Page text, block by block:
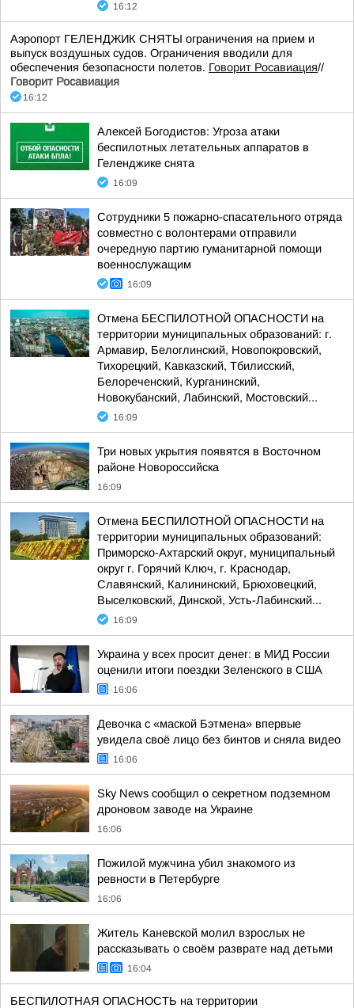
16:12
Аэропорт ГЕЛЕНДЖИК СНЯТЫ ограничения на прием и
выпуск воздушных судов. Ограничения вводили для
обеспечения безопасности полетов. Говорит Росавиация//
Говорит Росавиация
16:12
Алексей Богодистов: Угроза атаки
беспилотных летательных аппаратов в
Геленджике снята
16:09
Сотрудники 5 пожарно-спасательного отряда
совместно с волонтерами отправили
очередную партию гуманитарной помощи
военнослужащим
16:09
Отмена БЕСПИЛОТНОЙ ОПАСНОСТИ на
территории муниципальных образований: г.
Армавир, Белоглинский, Новопокровский,
Тихорецкий, Кавказский, Тбилисский,
Белореченский, Курганинский,
Новокубанский, Лабинский, Мостовский...
16:09
Три новых укрытия появятся в Восточном
районе Новороссийска
16:09
Отмена БЕСПИЛОТНОЙ ОПАСНОСТИ на
территории муниципальных образований:
Приморско-Ахтарский округ, муниципальный
округ г. Горячий Ключ, г. Краснодар,
Славянский, Калининский, Брюховецкий,
Выселковский, Динской, Усть-Лабинский...
16:09
Украина у всех просит денег: в МИД России
оценили итоги поездки Зеленского в США
16:06
Девочка с «маской Бэтмена» впервые
увидела своё лицо без бинтов и сняла видео
16:06
Sky News сообщил о секретном подземном
дроновом заводе на Украине
16:06
Пожилой мужчина убил знакомого из
ревности в Петербурге
16:06
Житель Каневской молил взрослых не
рассказывать о своём разврате над детьми
16:04
БЕСПИЛОТНАЯ ОПАСНОСТЬ на территории